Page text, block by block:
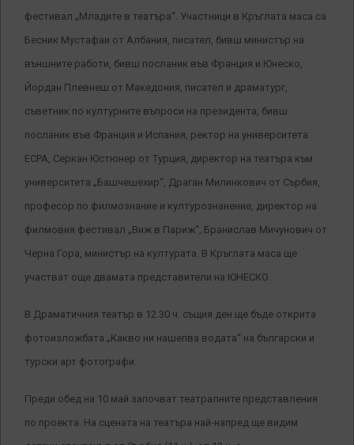
фестивал „Младите в театъра“. Участници в Кръглата маса са
Бесник Мустафаи от Албания, писател, бивш министър на
външните работи, бивш посланик във Франция и Юнеско,
Йордан Плевнеш от Македония, писател и драматург,
съветник по културните въпроси на президента, бивш
посланик във Франция и Испания, ректор на университета
ЕСРА, Серкан Юстюнер от Турция, директор на театъра към
университета „Башчешехир“, Драган Милинкович от Сърбия,
професор по филмознание и културознанение, директор на
филмовия фестивал „Виж в Париж“, Бранислав Мичунович от
Черна Гора, министър на културата. В Кръглата маса ще
участват още двамата представители на ЮНЕСКО.
В Драматичния театър в 12.30 ч. същия ден ще бъде открита
фотоизложбата „Какво ни нашепва водата“ на български и
турски арт фотографи.
Преди обед на 10 май започват театралните представления
по проекта. На сцената на театъра най-напред ще видим